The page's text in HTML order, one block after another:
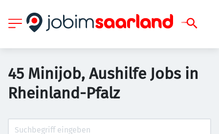
45 Minijob, Aushilfe Jobs in
Rheinland-Pfalz